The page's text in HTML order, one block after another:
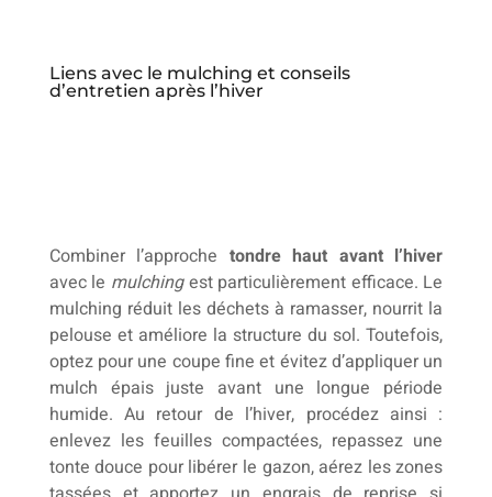
Liens avec le mulching et conseils
d’entretien après l’hiver
Combiner l’approche tondre haut avant l’hiver
avec le mulchingest particulièrement efficace. Le
mulching réduit les déchets à ramasser, nourrit la
pelouse et améliore la structure du sol. Toutefois,
optez pour une coupe fine et évitez d’appliquer un
mulch épais juste avant une longue période
humide. Au retour de l’hiver, procédez ainsi :
enlevez les feuilles compactées, repassez une
tonte douce pour libérer le gazon, aérez les zones